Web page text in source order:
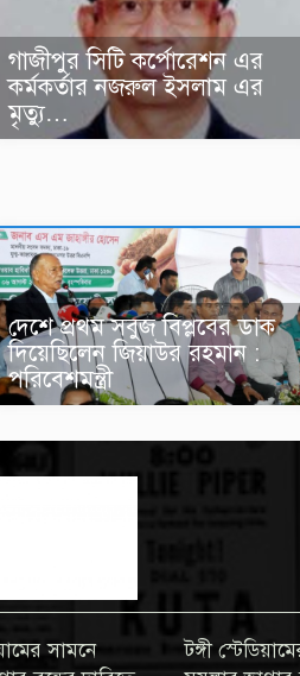
গাজীপুর সিটি কর্পোরেশন এর
কর্মকর্তার নজরুল ইসলাম এর
মৃত্যু…
দেশে প্রথম সবুজ বিপ্লবের ডাক
দিয়েছিলেন জিয়াউর রহমান :
পরিবেশমন্ত্রী
সামনে
টঙ্গী